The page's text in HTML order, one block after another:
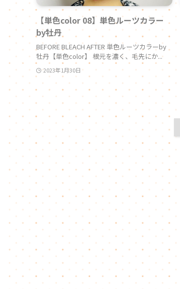
【単色color 08】単色ルーツカラー
by牡丹
BEFORE BLEACH AFTER 単色ルーツカラーby
牡丹【単色color】 根元を濃く、毛先にか...
2023年1月30日